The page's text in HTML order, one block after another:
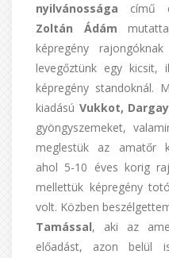
nyilvánossága című
Zoltán Ádám
képregény
levegőztünk egy kicsit,
képregény standoknál.
kiadású Vukkot,
gyöngyszemeket,
meglestük az amatőr
ahol 5-10 éves korig
mellettük képregény
volt. Közben
Tamással, aki az
előadást, azon belül